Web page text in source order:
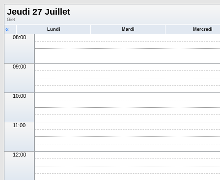
Jeudi 27 Juillet
Giet
« Lundi Mardi Mercredi
08:00
09:00
10:00
11:00
12:00